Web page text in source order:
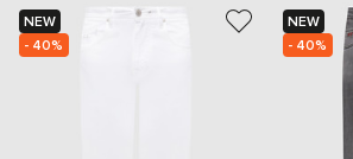
NEW
- 40%
NEW
- 40%